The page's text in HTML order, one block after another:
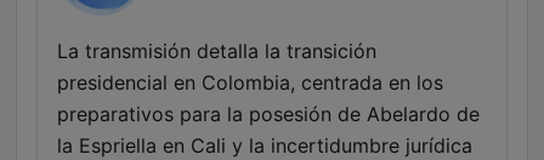
La transmisión detalla la transición
presidencial en Colombia, centrada en los
preparativos para la posesión de Abelardo de
la Espriella en Cali y la incertidumbre jurídica